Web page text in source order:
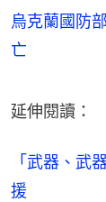
烏克蘭國防
亡
延伸閱讀：
「武器、武
援